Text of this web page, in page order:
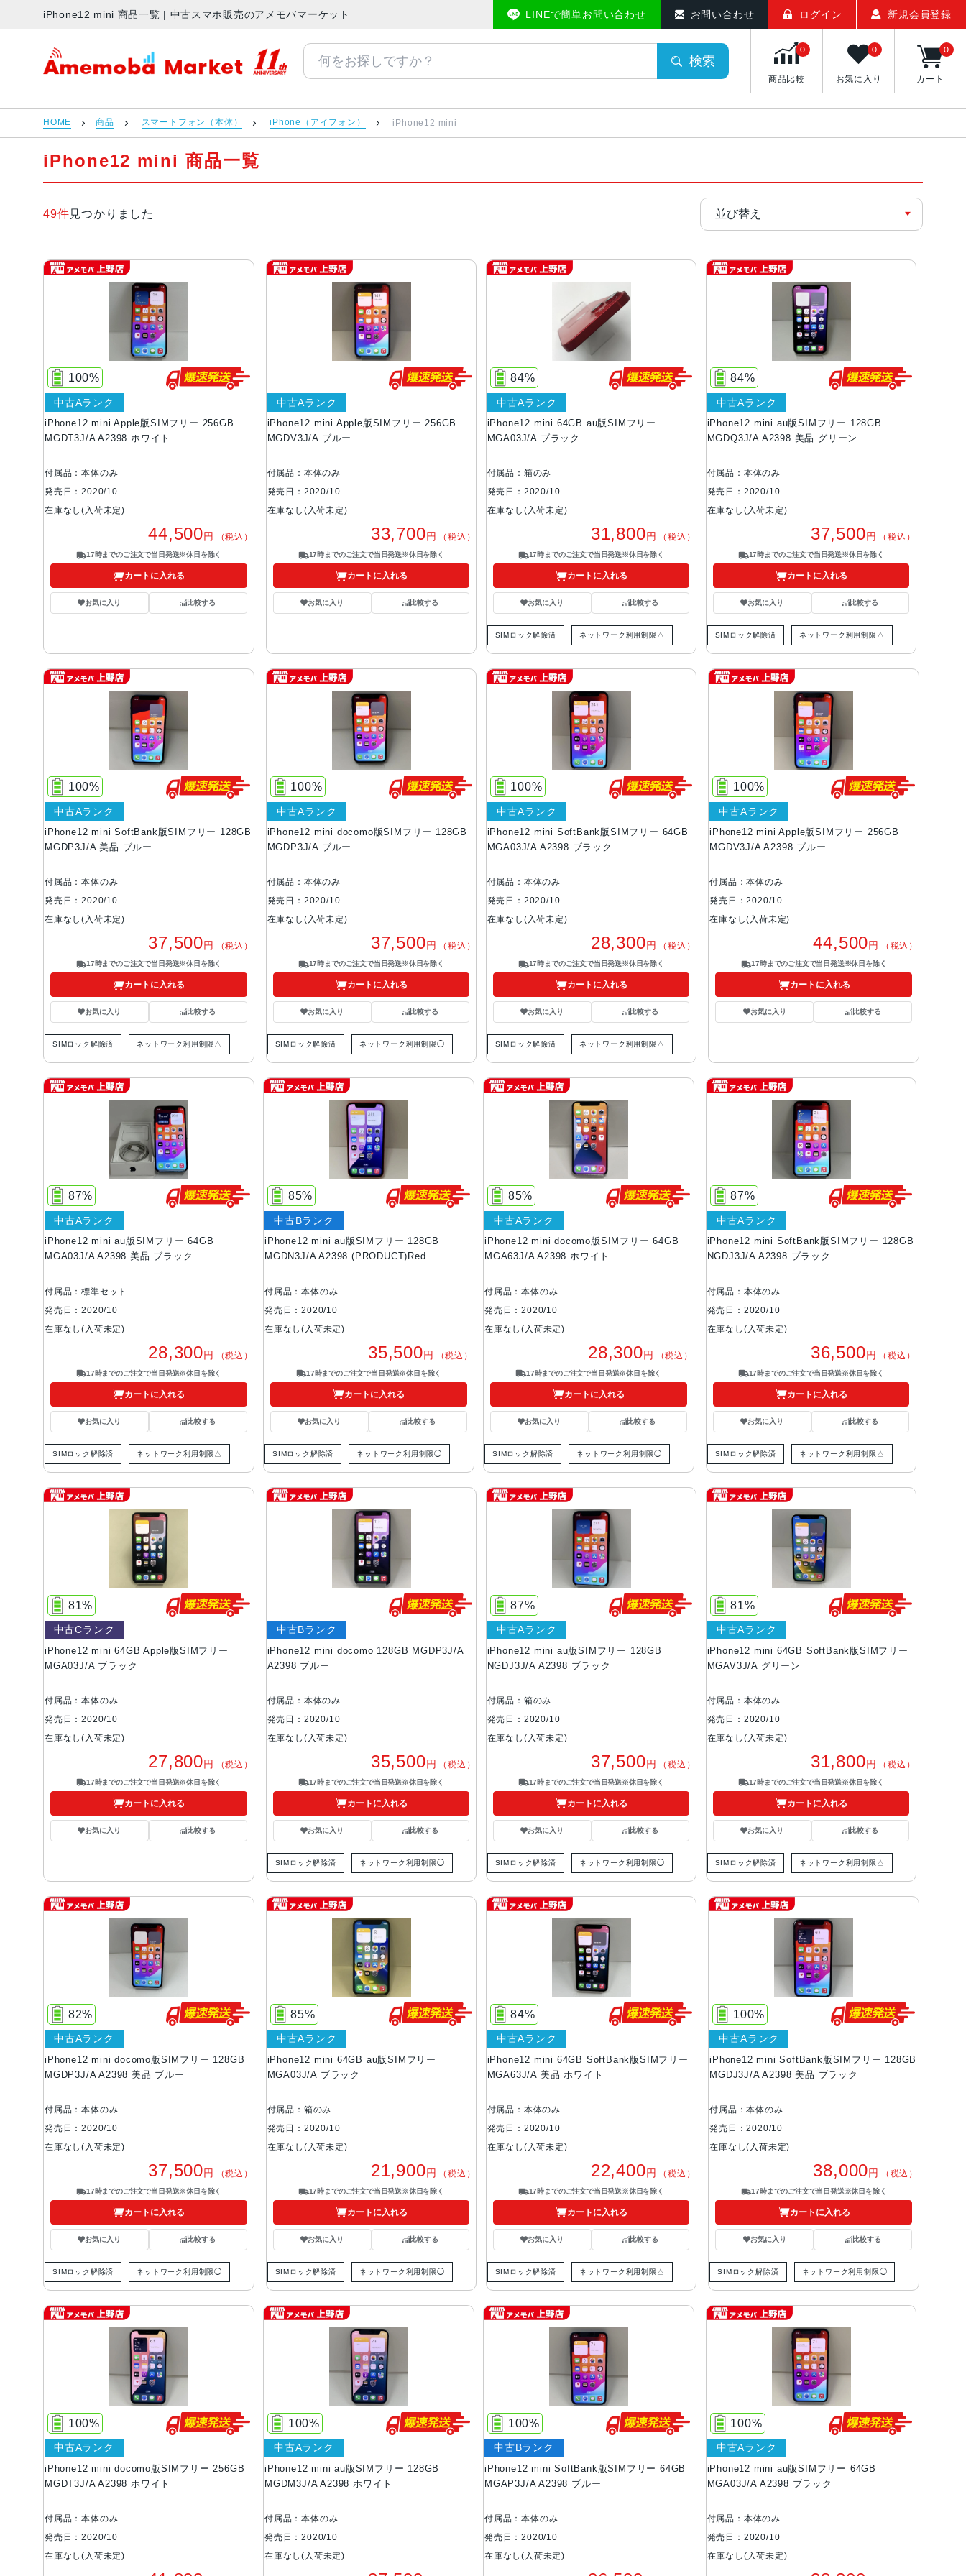
iPhone12 mini 商品一覧 | 中古スマホ販売のアメモバマーケット LINEで簡単お問い合わせ お問い合わせ ログイン 新規会員登録
アメモバマーケット
検索
商品比較
0
お気に入り
0
カート
0
HOME 商品 スマートフォン（本体） iPhone（アイフォン） iPhone12 mini
iPhone12 mini 商品一覧
49件見つかりました
iPhone12 mini Apple版SIMフリー 256GB
MGDT3J/A A2398 ホワイト
100%
中古Aランク
付属品：本体のみ
発売日：2020/10
在庫なし(入荷未定)
44,500円 （税込）
17時までのご注文で当日発送※休日を除く
カートに入れる
お気に入り 比較する
iPhone12 mini Apple版SIMフリー 256GB
MGDV3J/A ブルー
中古Aランク
付属品：本体のみ
発売日：2020/10
在庫なし(入荷未定)
33,700円 （税込）
17時までのご注文で当日発送※休日を除く
カートに入れる
お気に入り 比較する
iPhone12 mini 64GB au版SIMフリー
MGA03J/A ブラック
84%
中古Aランク
付属品：箱のみ
発売日：2020/10
在庫なし(入荷未定)
31,800円 （税込）
17時までのご注文で当日発送※休日を除く
カートに入れる
お気に入り 比較する
SIMロック解除済 ネットワーク利用制限△
iPhone12 mini au版SIMフリー 128GB
MGDQ3J/A A2398 美品 グリーン
84%
中古Aランク
付属品：本体のみ
発売日：2020/10
在庫なし(入荷未定)
37,500円 （税込）
17時までのご注文で当日発送※休日を除く
カートに入れる
お気に入り 比較する
SIMロック解除済 ネットワーク利用制限△
iPhone12 mini SoftBank版SIMフリー 128GB
MGDP3J/A 美品 ブルー
100%
中古Aランク
付属品：本体のみ
発売日：2020/10
在庫なし(入荷未定)
37,500円 （税込）
17時までのご注文で当日発送※休日を除く
カートに入れる
お気に入り 比較する
SIMロック解除済 ネットワーク利用制限△
iPhone12 mini docomo版SIMフリー 128GB
MGDP3J/A ブルー
100%
中古Aランク
付属品：本体のみ
発売日：2020/10
在庫なし(入荷未定)
37,500円 （税込）
17時までのご注文で当日発送※休日を除く
カートに入れる
お気に入り 比較する
SIMロック解除済 ネットワーク利用制限◯
iPhone12 mini SoftBank版SIMフリー 64GB
MGA03J/A A2398 ブラック
100%
中古Aランク
付属品：本体のみ
発売日：2020/10
在庫なし(入荷未定)
28,300円 （税込）
17時までのご注文で当日発送※休日を除く
カートに入れる
お気に入り 比較する
SIMロック解除済 ネットワーク利用制限△
iPhone12 mini Apple版SIMフリー 256GB
MGDV3J/A A2398 ブルー
100%
中古Aランク
付属品：本体のみ
発売日：2020/10
在庫なし(入荷未定)
44,500円 （税込）
17時までのご注文で当日発送※休日を除く
カートに入れる
お気に入り 比較する
iPhone12 mini au版SIMフリー 64GB
MGA03J/A A2398 美品 ブラック
87%
中古Aランク
付属品：標準セット
発売日：2020/10
在庫なし(入荷未定)
28,300円 （税込）
17時までのご注文で当日発送※休日を除く
カートに入れる
お気に入り 比較する
SIMロック解除済 ネットワーク利用制限△
iPhone12 mini au版SIMフリー 128GB
MGDN3J/A A2398 (PRODUCT)Red
85%
中古Bランク
付属品：本体のみ
発売日：2020/10
在庫なし(入荷未定)
35,500円 （税込）
17時までのご注文で当日発送※休日を除く
カートに入れる
お気に入り 比較する
SIMロック解除済 ネットワーク利用制限◯
iPhone12 mini docomo版SIMフリー 64GB
MGA63J/A A2398 ホワイト
85%
中古Aランク
付属品：本体のみ
発売日：2020/10
在庫なし(入荷未定)
28,300円 （税込）
17時までのご注文で当日発送※休日を除く
カートに入れる
お気に入り 比較する
SIMロック解除済 ネットワーク利用制限◯
iPhone12 mini SoftBank版SIMフリー 128GB
NGDJ3J/A A2398 ブラック
87%
中古Aランク
付属品：本体のみ
発売日：2020/10
在庫なし(入荷未定)
36,500円 （税込）
17時までのご注文で当日発送※休日を除く
カートに入れる
お気に入り 比較する
SIMロック解除済 ネットワーク利用制限△
iPhone12 mini 64GB Apple版SIMフリー
MGA03J/A ブラック
81%
中古Cランク
付属品：本体のみ
発売日：2020/10
在庫なし(入荷未定)
27,800円 （税込）
17時までのご注文で当日発送※休日を除く
カートに入れる
お気に入り 比較する
iPhone12 mini docomo 128GB MGDP3J/A
A2398 ブルー
中古Bランク
付属品：本体のみ
発売日：2020/10
在庫なし(入荷未定)
35,500円 （税込）
17時までのご注文で当日発送※休日を除く
カートに入れる
お気に入り 比較する
SIMロック解除済 ネットワーク利用制限◯
iPhone12 mini au版SIMフリー 128GB
NGDJ3J/A A2398 ブラック
87%
中古Aランク
付属品：箱のみ
発売日：2020/10
在庫なし(入荷未定)
37,500円 （税込）
17時までのご注文で当日発送※休日を除く
カートに入れる
お気に入り 比較する
SIMロック解除済 ネットワーク利用制限◯
iPhone12 mini 64GB SoftBank版SIMフリー
MGAV3J/A グリーン
81%
中古Aランク
付属品：本体のみ
発売日：2020/10
在庫なし(入荷未定)
31,800円 （税込）
17時までのご注文で当日発送※休日を除く
カートに入れる
お気に入り 比較する
SIMロック解除済 ネットワーク利用制限△
iPhone12 mini docomo版SIMフリー 128GB
MGDP3J/A A2398 美品 ブルー
82%
中古Aランク
付属品：本体のみ
発売日：2020/10
在庫なし(入荷未定)
37,500円 （税込）
17時までのご注文で当日発送※休日を除く
カートに入れる
お気に入り 比較する
SIMロック解除済 ネットワーク利用制限◯
iPhone12 mini 64GB au版SIMフリー
MGA03J/A ブラック
85%
中古Aランク
付属品：箱のみ
発売日：2020/10
在庫なし(入荷未定)
21,900円 （税込）
17時までのご注文で当日発送※休日を除く
カートに入れる
お気に入り 比較する
SIMロック解除済 ネットワーク利用制限◯
iPhone12 mini 64GB SoftBank版SIMフリー
MGA63J/A 美品 ホワイト
84%
中古Aランク
付属品：本体のみ
発売日：2020/10
在庫なし(入荷未定)
22,400円 （税込）
17時までのご注文で当日発送※休日を除く
カートに入れる
お気に入り 比較する
SIMロック解除済 ネットワーク利用制限△
iPhone12 mini SoftBank版SIMフリー 128GB
MGDJ3J/A A2398 美品 ブラック
100%
中古Aランク
付属品：本体のみ
発売日：2020/10
在庫なし(入荷未定)
38,000円 （税込）
17時までのご注文で当日発送※休日を除く
カートに入れる
お気に入り 比較する
SIMロック解除済 ネットワーク利用制限◯
iPhone12 mini docomo版SIMフリー 256GB
MGDT3J/A A2398 ホワイト
100%
中古Aランク
付属品：本体のみ
発売日：2020/10
在庫なし(入荷未定)
iPhone12 mini au版SIMフリー 128GB
MGDM3J/A A2398 ホワイト
100%
中古Aランク
付属品：本体のみ
発売日：2020/10
在庫なし(入荷未定)
iPhone12 mini SoftBank版SIMフリー 64GB
MGAP3J/A A2398 ブルー
100%
中古Bランク
付属品：本体のみ
発売日：2020/10
在庫なし(入荷未定)
iPhone12 mini au版SIMフリー 64GB
MGA03J/A A2398 ブラック
100%
中古Aランク
付属品：本体のみ
発売日：2020/10
在庫なし(入荷未定)